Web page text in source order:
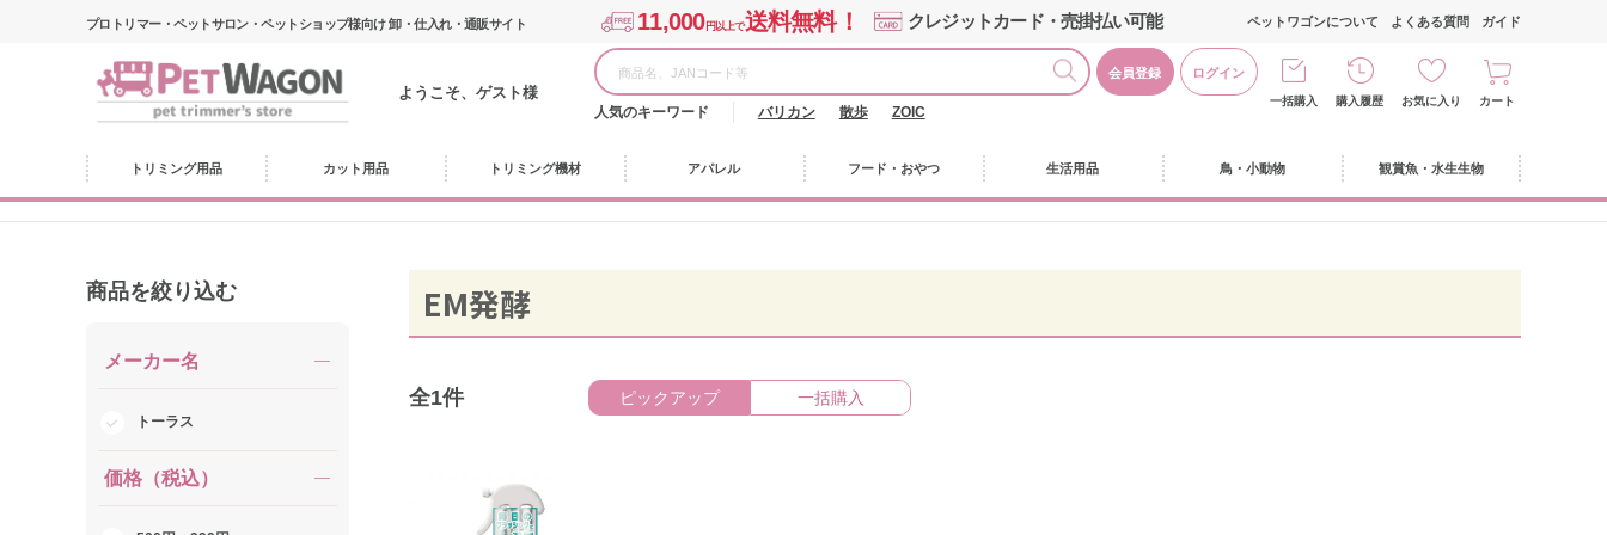
プロトリマー・ペットサロン・ペットショップ様向け 卸・仕入れ・通販サイト 11,000円以上で送料無料！ クレジットカード・売掛払い可能
ようこそ、ゲスト様
会員登録 ログイン
人気のキーワード バリカン 散歩 ZOIC
ペットワゴンについて よくある質問 ガイド
一括購入 購入履歴 お気に入り カート
トリミング用品 カット用品 トリミング機材 アパレル フード・おやつ 生活用品 鳥・小動物 観賞魚・水生生物
商品を絞り込む
メーカー名
トーラス
価格（税込）
EM発酵
全1件 ピックアップ 一括購入